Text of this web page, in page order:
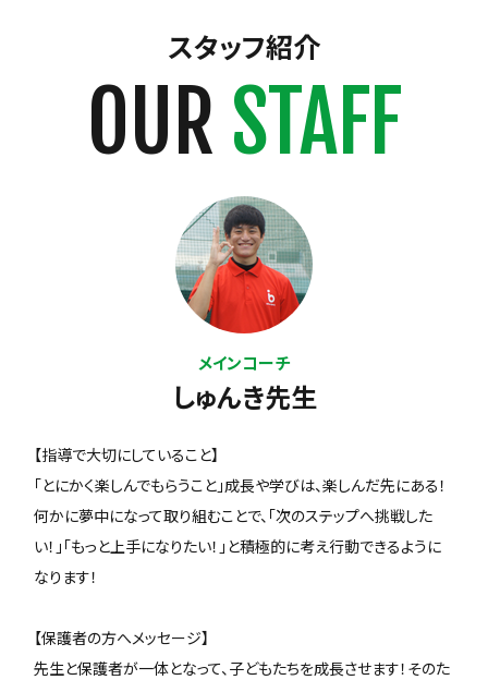
スタッフ紹介
OUR STAFF
メインコーチ
しゅんき先生
【指導で大切にしていること】
「とにかく楽しんでもらうこと」成長や学びは、楽しんだ先にある！
何かに夢中になって取り組むことで、「次のステップへ挑戦した
い！」「もっと上手になりたい！」と積極的に考え行動できるように
なります！
【保護者の方へメッセージ】
先生と保護者が一体となって、子どもたちを成長させます！そのた